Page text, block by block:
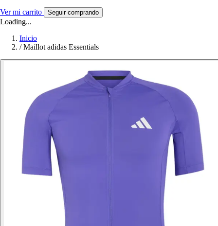
Ver mi carrito Seguir comprando
Loading...
Inicio
/ Maillot adidas Essentials